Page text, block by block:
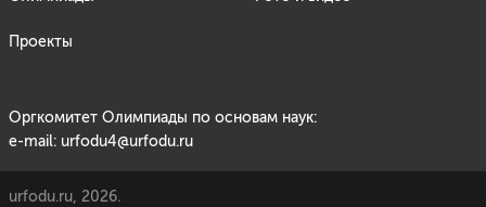
Проекты
Оргкомитет Олимпиады по основам наук:
e-mail: urfodu4@urfodu.ru
urfodu.ru, 2026.